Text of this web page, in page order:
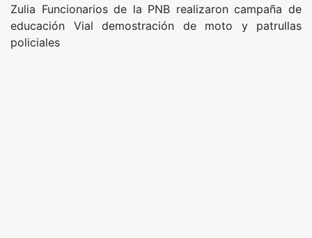
Zulia Funcionarios de la PNB realizaron campaña de
educación Vial demostración de moto y patrullas
policiales